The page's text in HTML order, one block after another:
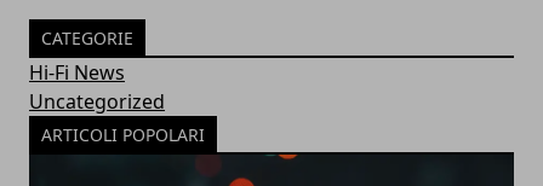
CATEGORIE
Hi-Fi News
Uncategorized
ARTICOLI POPOLARI